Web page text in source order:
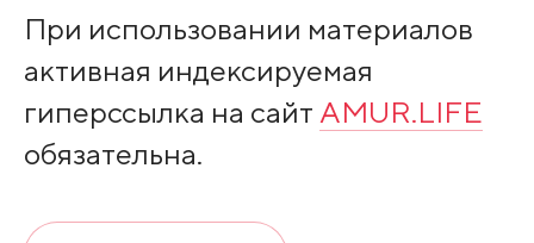
При использовании материалов
активная индексируемая
гиперссылка на сайт AMUR.LIFE
обязательна.